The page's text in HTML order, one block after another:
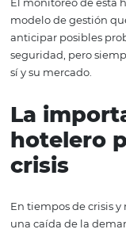
La gestión del
precaución para
Enumere todos
información,
El monitoreo de
modelo de
anticipar posibles
sí y su mercado.